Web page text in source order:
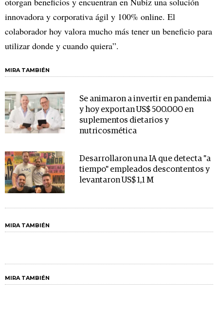
innovadora y corporativa ágil y 100% online. El
colaborador hoy valora mucho más tener un beneficio para
utilizar donde y cuando quiera”.
MIRA TAMBIÉN
Se animaron a invertir en pandemia
y hoy exportan US$ 500.000 en
suplementos dietarios y
nutricosmética
Desarrollaron una IA que detecta "a
tiempo" empleados descontentos y
levantaron US$ 1,1 M
MIRA TAMBIÉN
MIRA TAMBIÉN